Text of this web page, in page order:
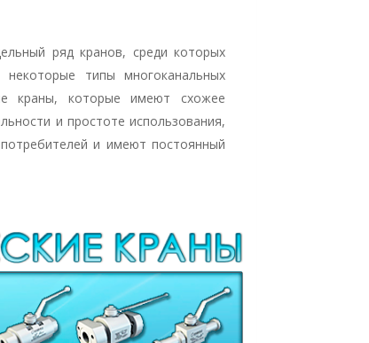
ряд кранов, среди которых
типы многоканальных
краны, которые имеют схожее
и простоте использования,
и имеют постоянный